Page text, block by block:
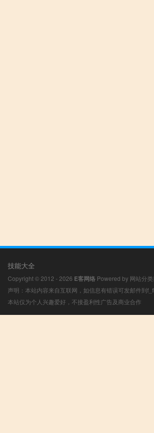
技能大全
Copyright © 2012 - 2026 E客网络 Powered by 网站分
声明：本站内容来自互联网，如信息有错误可发邮件到
本站仅为个人兴趣爱好，不接盈利性广告及商业合作